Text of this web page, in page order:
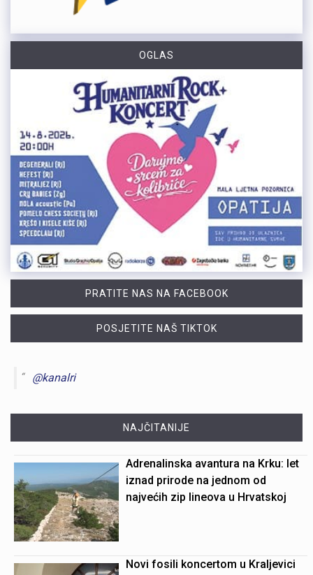
OGLAS
PRATITE NAS NA FACEBOOK
POSJETITE NAŠ TIKTOK
@kanalri
NAJČITANIJE
Adrenalinska avantura na Krku: let
iznad prirode na jednom od
najvećih zip lineova u Hrvatskoj
Novi fosili koncertom u Kraljevici